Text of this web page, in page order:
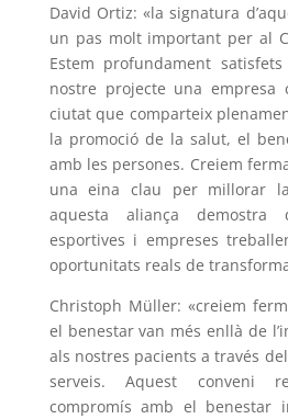
David Ortiz: «la signatura
un pas molt important per al
Estem profundament
nostre projecte una empresa
ciutat que comparteix
la promoció de la salut, el
amb les persones. Creiem
una eina clau per millorar
aquesta aliança
esportives i empreses
oportunitats reals de
Christoph Müller: «creiem
el benestar van més enllà de
als nostres pacients a través
serveis. Aquest conveni
compromís amb el benestar